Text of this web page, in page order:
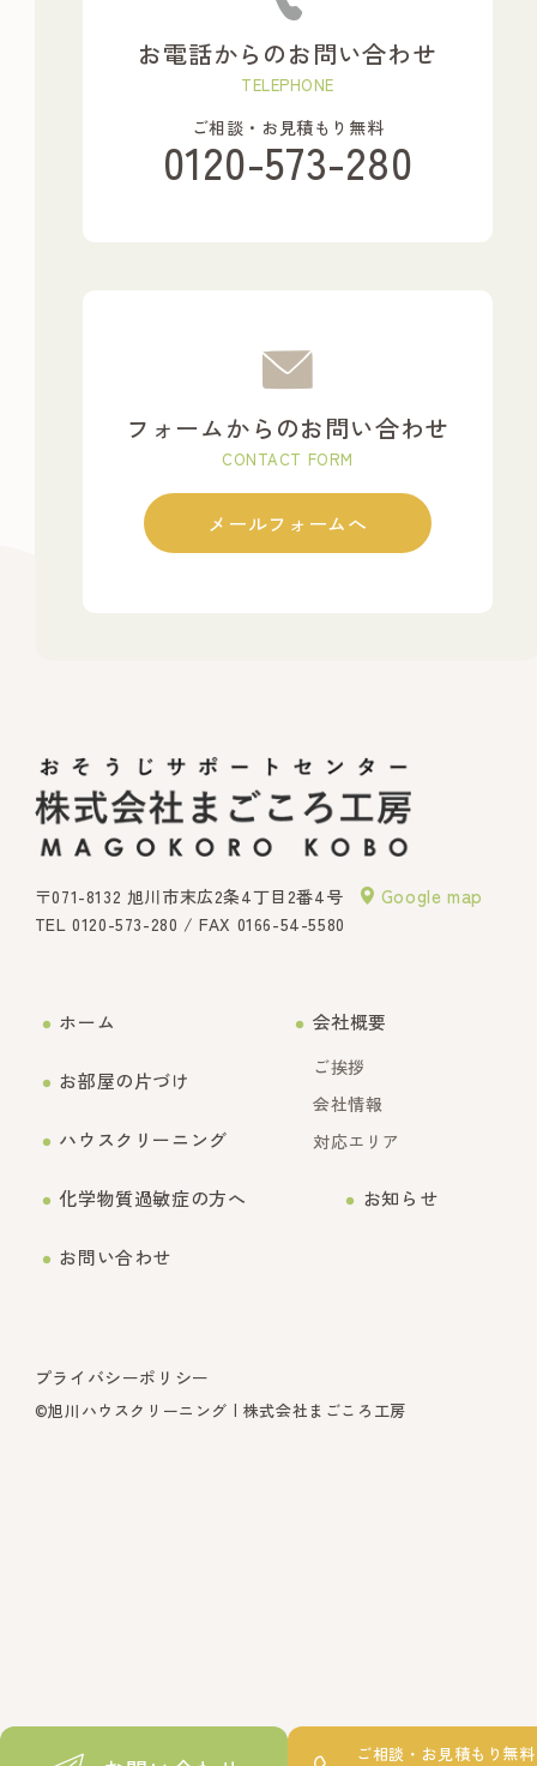
ご相談・お見積もり無料
お電話からのお問い合わせ
TELEPHONE
ご相談・お見積もり無料
0120-573-280
フォームからのお問い合わせ
CONTACT FORM
メールフォームへ
〒071-8132 旭川市末広2条4丁目2番4号 Google map
TEL0120-573-280 / FAX 0166-54-5580
ホーム
お部屋の片づけ
ハウスクリーニング
会社概要
ご挨拶
会社情報
対応エリア
化学物質過敏症の方へ お知らせ
お問い合わせ
プライバシーポリシー
©旭川ハウスクリーニング | 株式会社まごころ工房